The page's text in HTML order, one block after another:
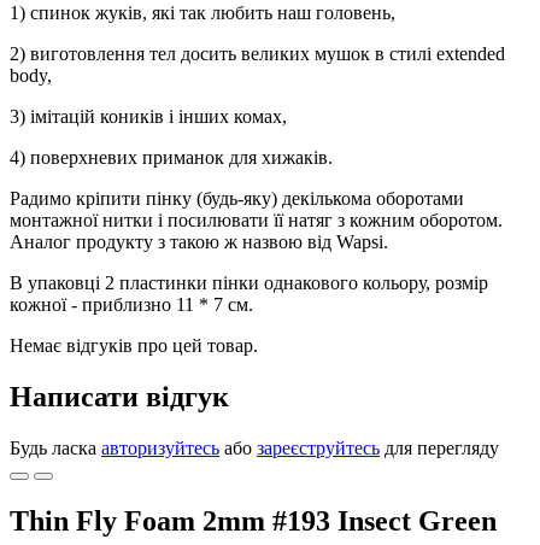
1) спинок жуків, які так любить наш головень,
2) виготовлення тел досить великих мушок в стилі extended
body,
3) імітацій коників і інших комах,
4) поверхневих приманок для хижаків.
Радимо кріпити пінку (будь-яку) декількома оборотами
монтажної нитки і посилювати її натяг з кожним оборотом.
Аналог продукту з такою ж назвою від Wapsi.
В упаковці 2 пластинки пінки однакового кольору, розмір
кожної - приблизно 11 * 7 см.
Немає відгуків про цей товар.
Написати відгук
Будь ласка авторизуйтесь або зареєструйтесь для перегляду
Thin Fly Foam 2mm #193 Insect Green